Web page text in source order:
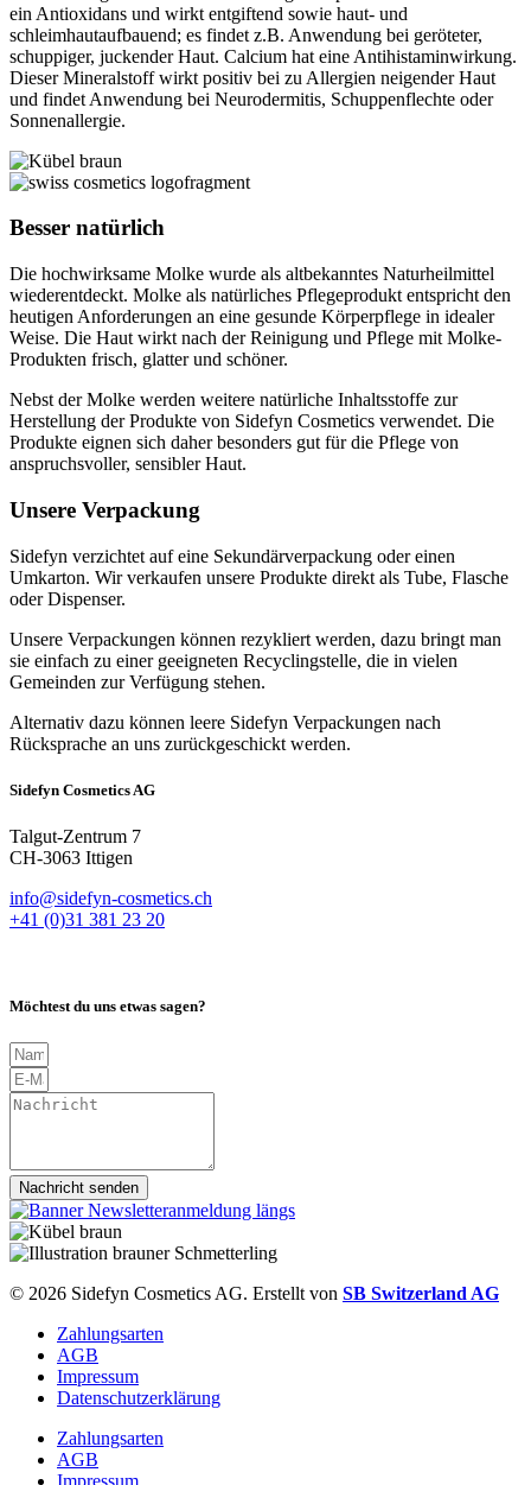
ein Antioxidans und wirkt entgiftend sowie haut- und
schleimhautaufbauend; es findet z.B. Anwendung bei geröteter,
schuppiger, juckender Haut. Calcium hat eine Antihistaminwirkung.
Dieser Mineralstoff wirkt positiv bei zu Allergien neigender Haut
und findet Anwendung bei Neurodermitis, Schuppenflechte oder
Sonnenallergie.
Besser natürlich
Die hochwirksame Molke wurde als altbekanntes Naturheilmittel
wiederentdeckt. Molke als natürliches Pflege­produkt entspricht den
heutigen Anforderungen an eine gesunde Körperpflege in idealer
Weise. Die Haut wirkt nach der Reinigung und Pflege mit Molke-
Produkten frisch, glatter und schöner.
Nebst der Molke werden weitere natürliche Inhaltsstoffe zur
Herstellung der Produkte von Sidefyn Cosmetics verwendet. Die
Produkte eignen sich daher besonders gut für die Pflege von
anspruchsvoller, sensibler Haut.
Unsere Verpackung
Sidefyn verzichtet auf eine Sekundärverpackung oder einen
Umkarton. Wir verkaufen unsere Produkte direkt als Tube, Flasche
oder Dispenser.
Unsere Verpackungen können rezykliert werden, dazu bringt man
sie einfach zu einer geeigneten Recyclingstelle, die in vielen
Gemeinden zur Verfügung stehen.
Alternativ dazu können leere Sidefyn Verpackungen nach
Rücksprache an uns zurückgeschickt werden.
Sidefyn Cosmetics AG
Talgut-Zentrum 7
CH-3063 Ittigen
info@sidefyn-cosmetics.ch
+41 (0)31 381 23 20
Möchtest du uns etwas sagen?
Nachricht senden
© 2026 Sidefyn Cosmetics AG. Erstellt von SB Switzerland AG
Zahlungsarten
AGB
Impressum
Datenschutzerklärung
Zahlungsarten
AGB